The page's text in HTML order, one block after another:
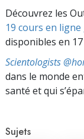
Découvrez les
19 cours en
disponibles en
Scientologists
dans le monde
santé et qui
Sujets